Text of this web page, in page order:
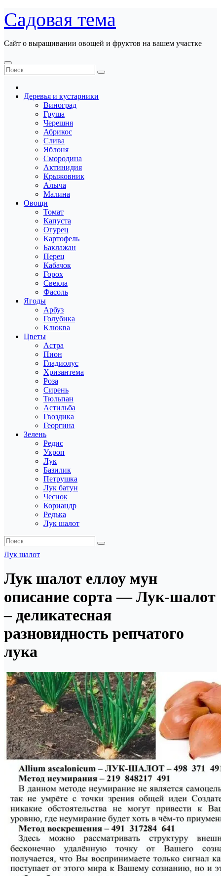
Перейти
к
содержанию
Садовая тема
Сайт о выращивании овощей и фруктов на вашем участке
Деревья и кустарники
Виноград
Груша
Черешня
Абрикос
Слива
Яблоня
Смородина
Актинидия
Крыжовник
Алыча
Малина
Овощи
Томат
Капуста
Огурец
Картофель
Баклажан
Перец
Кабачок
Горох
Свекла
Фасоль
Ягоды
Арбуз
Голубика
Клюква
Цветы
Астра
Пион
Гладиолус
Хризантема
Роза
Сирень
Тюльпан
Астильба
Гвоздика
Георгина
Зелень
Редис
Укроп
Лук
Базилик
Петрушка
Лук батун
Чеснок
Кориандр
Редька
Лук шалот
Лук шалот
Лук шалот еллоу мун
описание сорта — Лук-шалот
– деликатесная
разновидность репчатого
лука